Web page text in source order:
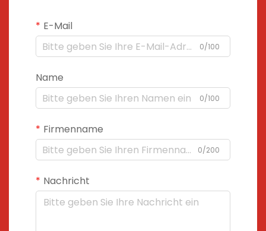
E-Mail
0/100
Name
0/100
Firmenname
0/200
Nachricht